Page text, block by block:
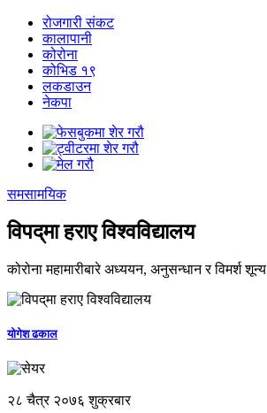
रोजगारी संकट
कालापानी
कोरोना
कोभिड १९
लकडाउन
नेकपा
समसामयिक
विपद्‌मा हराए विश्वविद्यालय
कोरोना महामारीबारे अध्ययन, अनुसन्धान र विमर्श शून्य
योगेश ढकाल
२८ चैत्र २०७६ शुक्रबार